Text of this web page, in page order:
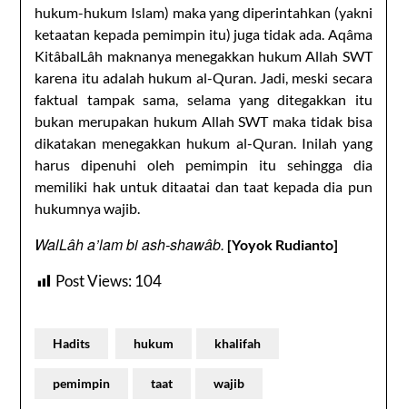
hukum-hukum Islam) maka yang diperintahkan (yakni
ketaatan kepada pemimpin itu) juga tidak ada. Aqâma
KitâbalLâh maknanya menegakkan hukum Allah SWT
karena itu adalah hukum al-Quran. Jadi, meski secara
faktual tampak sama, selama yang ditegakkan itu
bukan merupakan hukum Allah SWT maka tidak bisa
dikatakan menegakkan hukum al-Quran. Inilah yang
harus dipenuhi oleh pemimpin itu sehingga dia
memiliki hak untuk ditaatai dan taat kepada dia pun
hukumnya wajib.
WalLâh a’lam bi ash-shawâb. [Yoyok Rudianto]
Post Views:104
Hadits hukum khalifah
pemimpin taat wajib